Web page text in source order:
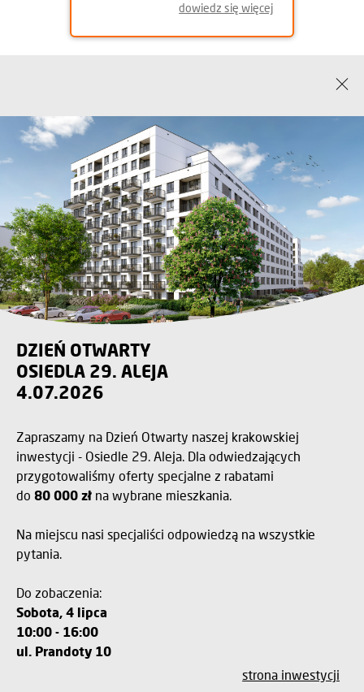
dowiedz się więcej
DZIEŃ OTWARTY
OSIEDLA 29. ALEJA
4.07.2026
Zapraszamy na Dzień Otwarty naszej krakowskiej
inwestycji - Osiedle 29. Aleja. Dla odwiedzających
przygotowaliśmy oferty specjalne z rabatami
do 80 000 złna wybrane mieszkania.
Na miejscu nasi specjaliści odpowiedzą na wszystkie
pytania.
Do zobaczenia:
Sobota, 4 lipca
10:00 - 16:00
ul. Prandoty 10
strona inwestycji